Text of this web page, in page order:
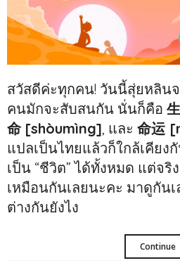
สวัสดีค่ะทุกคน! วันนี้สุ่ยหลิน
คนมักจะสับสนกัน นั่นก็คือ
命 [shòumìng], และ 命运
แปลเป็นไทยแล้วก็ใกล้เคียง
เป็น “ชีวิต” ได้ทั้งหมด แต่จริ
เหมือนกันเลยนะคะ มาดูกัน
ต่างกันยังไง
Continue